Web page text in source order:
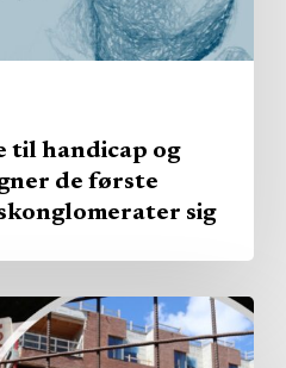
til handicap og
de første
sig